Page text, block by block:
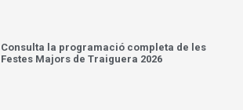
Consulta la programació completa de les
Festes Majors de Traiguera 2026